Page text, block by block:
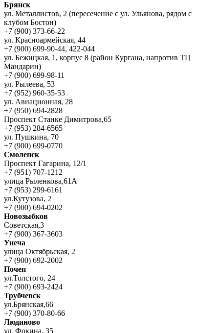
Брянск
ул. Металлистов, 2 (пересечение с ул. Ульянова, рядом с
клубом Бостон)
+7 (900) 373-66-22
ул. Красноармейская, 44
+7 (900) 699-90-44, 422-044
ул. Бежицкая, 1, корпус 8 (район Кургана, напротив ТЦ
Мандарин)
+7 (900) 699-98-11
ул. Рылеева, 53
+7 (952) 960-35-53
ул. Авиационная, 28
+7 (950) 694-2828
Проспект Станке Димитрова,65
+7 (953) 284-6565
ул. Пушкина, 70
+7 (900) 699-0770
Смоленск
Проспект Гагарина, 12/1
+7 (951) 707-1212
улица Рыленкова,61А
+7 (953) 299-6161
ул.Кутузова, 2
+7 (900) 694-0202
Новозыбков
Советская,3
+7 (900) 367-3603
Унеча
улица Октябрьская, 2
+7 (900) 692-2002
Почеп
ул.Толстого, 24
+7 (900) 693-2424
Трубчевск
ул.Брянская,66
+7 (900) 370-80-66
Людиново
ул. Фокина, 35